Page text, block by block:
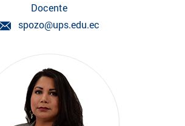
Docente
spozo@ups.edu.ec